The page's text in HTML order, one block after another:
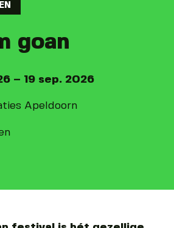
goan
– 19 sep. 2026
Apeldoorn